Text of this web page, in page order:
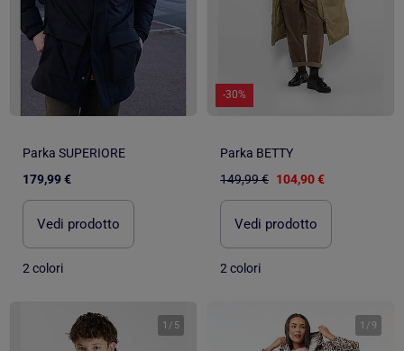
Parka SUPERIORE
179,99 €
Vedi prodotto
2 colori
-30%
Parka BETTY
149,99 € 104,90 €
Vedi prodotto
2 colori
1 / 5 1 / 9